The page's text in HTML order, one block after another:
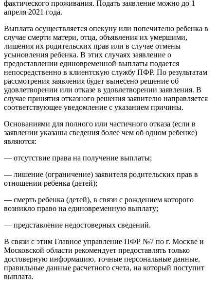
фактического проживания. Подать заявление можно до 1
апреля 2021 года.
Выплата осуществляется опекуну или попечителю ребенка в
случае смерти матери, отца, объявления их умершими,
лишения их родительских прав или в случае отмены
усыновления ребенка. В этих случаях заявление о
предоставлении единовременной выплаты подается
непосредственно в клиентскую службу ПФР. По результатам
рассмотрения заявления будет вынесено решение об
удовлетворении или отказе в удовлетворении заявления. В
случае принятия отказного решения заявителю направляется
соответствующее уведомление с указанием причины.
Основаниями для полного или частичного отказа (если в
заявлении указаны сведения более чем об одном ребенке)
являются:
— отсутствие права на получение выплаты;
— лишение (ограничение) заявителя родительских прав в
отношении ребенка (детей);
— смерть ребенка (детей), в связи с рождением которого
возникло право на единовременную выплату;
— представление недостоверных сведений.
В связи с этим Главное управление ПФР №7 по г. Москве и
Московской области рекомендует предоставлять только
достоверную информацию, точные персональные данные,
правильные данные расчетного счета, на который поступит
выплата.